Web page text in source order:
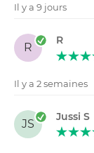
Il y a 9 jours
R
R
Il y a 2 semaines
JS
Jussi S